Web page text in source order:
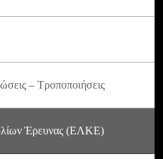
– Τροποποιήσεις
Έρευνας (ΕΛΚΕ)